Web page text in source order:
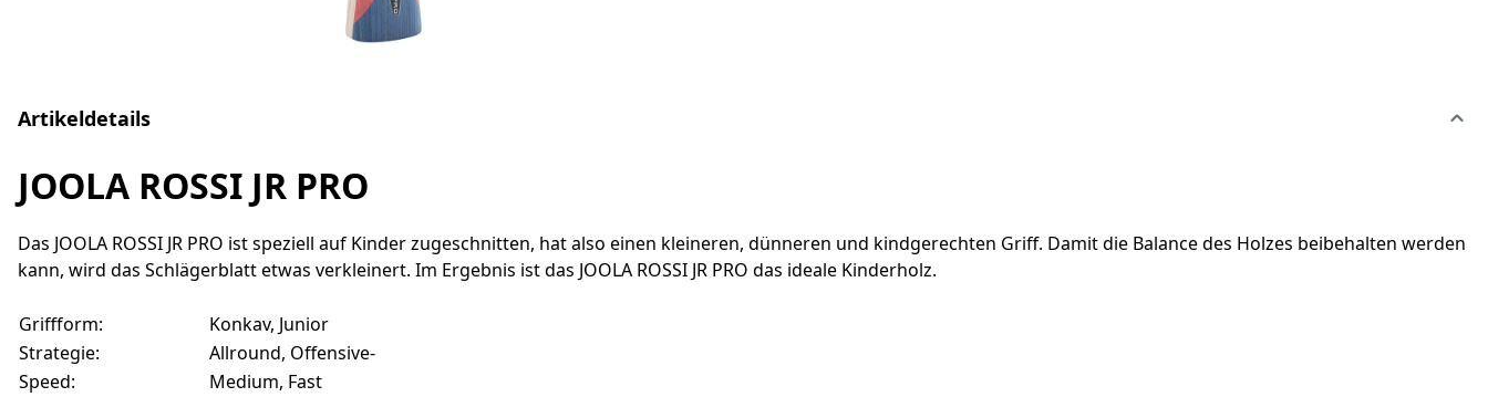
Artikeldetails
JOOLA ROSSI JR PRO
Das JOOLA ROSSI JR PRO ist speziell auf Kinder zugeschnitten, hat also einen kleineren, dünneren und kindgerechten Griff. Damit die Balance des Holzes beibehalten werden
kann, wird das Schlägerblatt etwas verkleinert. Im Ergebnis ist das JOOLA ROSSI JR PRO das ideale Kinderholz.
Griffform:
Konkav, Junior
Strategie:
Allround, Offensive-
Speed:
Medium, Fast